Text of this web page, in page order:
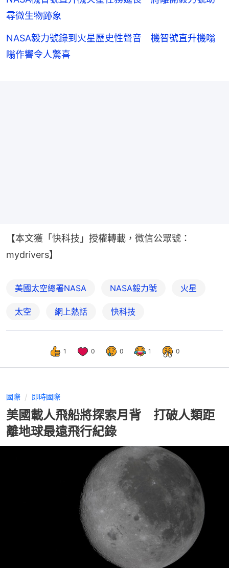
尋微生物跡象
NASA毅力號錄到火星歷史性聲音 機智號直升機嗡
嗡作響令人驚喜
【本文獲「快科技」授權轉載，微信公眾號：
mydrivers】
美國太空總署NASA NASA毅力號 火星
太空 網上熱話 快科技
1 0 0 1 0
國際 即時國際
美國載人飛船將探索月背 打破人類距
離地球最遠飛行紀錄